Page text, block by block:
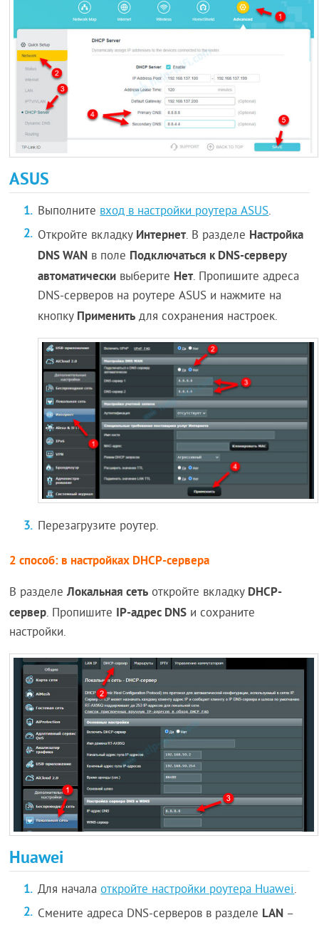
ASUS
Выполнитевход в настройки роутера ASUS.
Откройте вкладку Интернет. В разделе Настройка
DNS WAN в поле Подключаться к DNS-серверу
автоматически выберите Нет. Пропишите адреса
DNS-серверов на роутере ASUS и нажмите на
кнопку Применить для сохранения настроек.
Перезагрузите роутер.
2 способ: в настройках DHCP-сервера
В разделеЛокальная сеть откройте вкладку DHCP-
сервер. Пропишите IP-адрес DNS и сохраните
настройки.
Huawei
Для началаоткройте настройки роутера Huawei.
Смените адреса DNS-серверов в разделе LAN –